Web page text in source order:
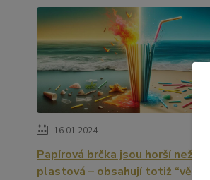
16.01.2024
Papírová brčka jsou horší než
plastová – obsahují totiž “věčné